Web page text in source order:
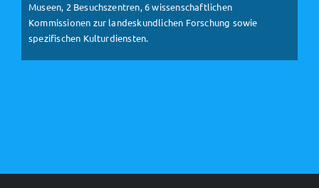
Museen, 2 Besuchszentren, 6 wissenschaftlichen
Kommissionen zur landeskundlichen Forschung sowie
spezifischen Kulturdiensten.